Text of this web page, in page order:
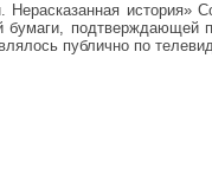
история»
бумаги, подтверждающей
публично по